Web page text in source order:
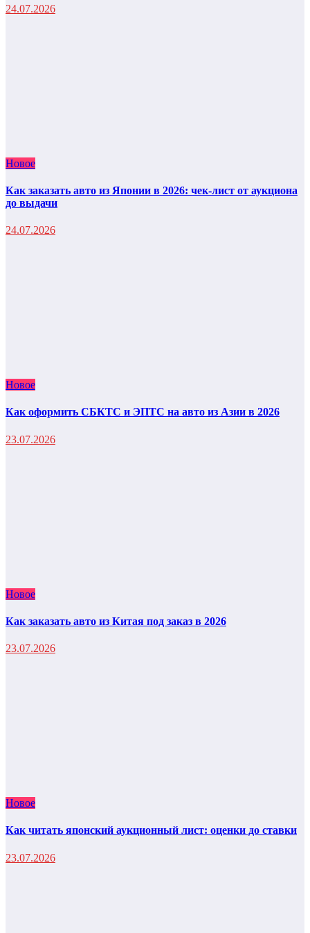
24.07.2026
Новое
Как заказать авто из Японии в 2026: чек-лист от аукциона
до выдачи
24.07.2026
Новое
Как оформить СБКТС и ЭПТС на авто из Азии в 2026
23.07.2026
Новое
Как заказать авто из Китая под заказ в 2026
23.07.2026
Новое
Как читать японский аукционный лист: оценки до ставки
23.07.2026